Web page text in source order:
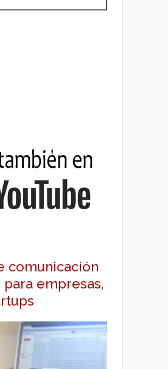
comunicación
para empresas,